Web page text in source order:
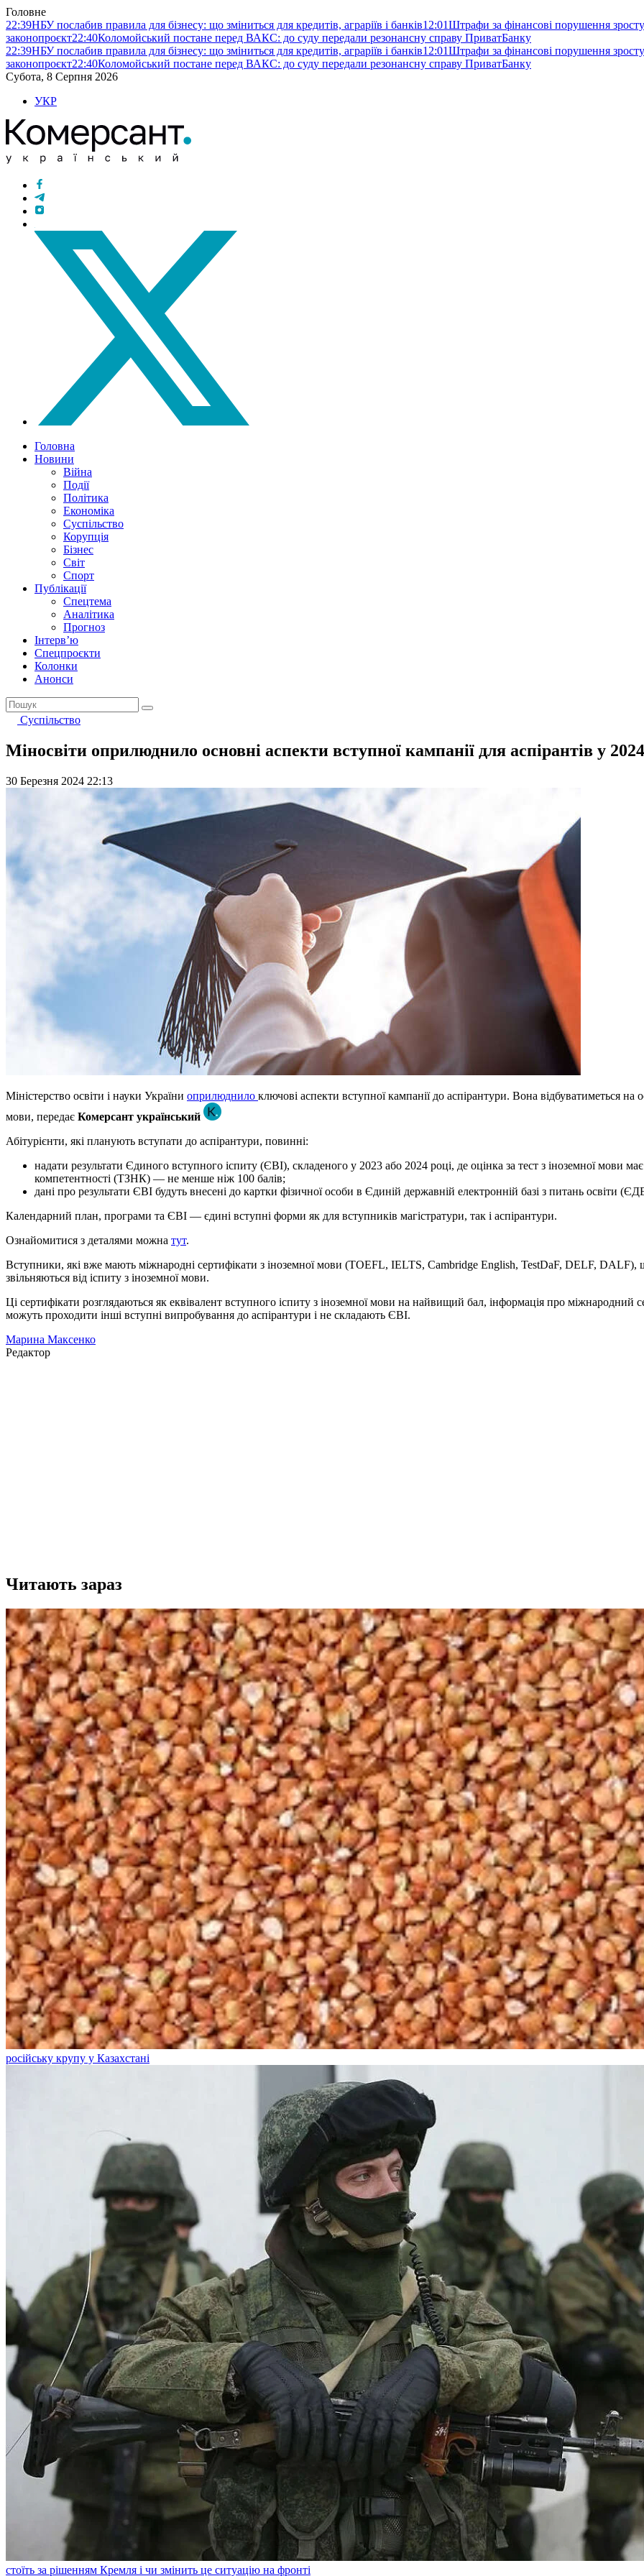
Головне
22:39НБУ послабив правила для бізнесу: що зміниться для кредитів, аграріїв і банків12:01Штрафи за фінансові порушення
законопроєкт22:40Коломойський постане перед ВАКС: до суду передали резонансну справу ПриватБанку
22:39НБУ послабив правила для бізнесу: що зміниться для кредитів, аграріїв і банків12:01Штрафи за фінансові порушення
законопроєкт22:40Коломойський постане перед ВАКС: до суду передали резонансну справу ПриватБанку
Субота, 8 Серпня 2026
УКР
Головна
Новини
Війна
Події
Політика
Економіка
Суспільство
Корупція
Бізнес
Світ
Спорт
Публікації
Спецтема
Аналітика
Прогноз
Інтерв’ю
Спецпроєкти
Колонки
Анонси
Суспільство
Міносвіти оприлюднило основні аспекти вступної кампанії для аспірантів у
30 Березня 2024 22:13
Міністерство освіти і науки України оприлюднило ключові аспекти вступної кампанії до аспірантури. Вона відбуватиметься
мови, передає Комерсант український
Абітурієнти, які планують вступати до аспірантури, повинні:
надати результати Єдиного вступного іспиту (ЄВІ), складеного у 2023 або 2024 році, де оцінка за тест з іноземної мови
компетентності (ТЗНК) — не менше ніж 100 балів;
дані про результати ЄВІ будуть внесені до картки фізичної особи в Єдиній державній електронній базі з питань освіти
Календарний план, програми та ЄВІ — єдині вступні форми як для вступників магістратури, так і аспірантури.
Ознайомитися з деталями можна тут.
Вступники, які вже мають міжнародні сертифікати з іноземної мови (TOEFL, IELTS, Cambridge English, TestDaF, DELF,
звільняються від іспиту з іноземної мови.
Ці сертифікати розглядаються як еквівалент вступного іспиту з іноземної мови на найвищий бал, інформація про
можуть проходити інші вступні випробування до аспірантури і не складають ЄВІ.
Марина Максенко
Редактор
Читають зараз
російську крупу у Казахстані
стоїть за рішенням Кремля і чи змінить це ситуацію на фронті